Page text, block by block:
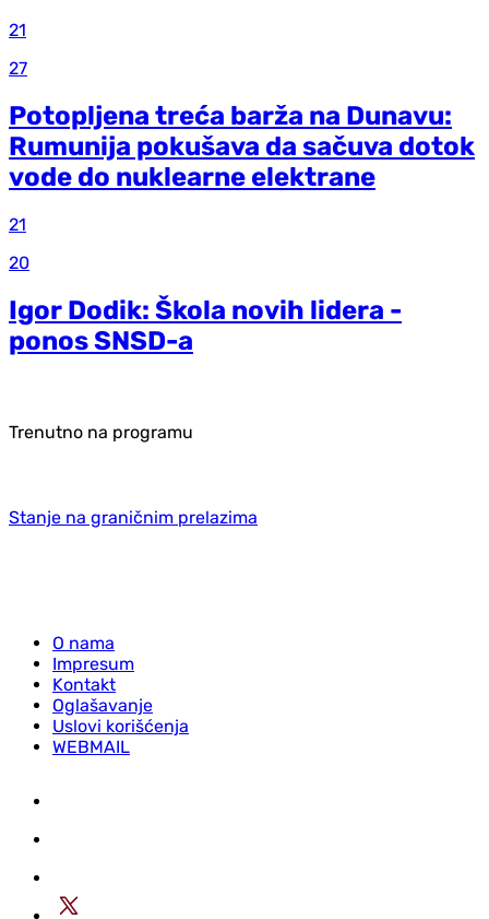
21
27
Potopljena treća barža na Dunavu:
Rumunija pokušava da sačuva dotok
vode do nuklearne elektrane
21
20
Igor Dodik: Škola novih lidera -
ponos SNSD-a
Trenutno na programu
Stanje na graničnim prelazima
O nama
Impresum
Kontakt
Oglašavanje
Uslovi korišćenja
WEBMAIL